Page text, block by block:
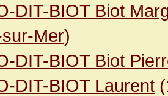
DIT-BIOT Biot
Mer)
DIT-BIOT Biot
DIT-BIOT Laurent